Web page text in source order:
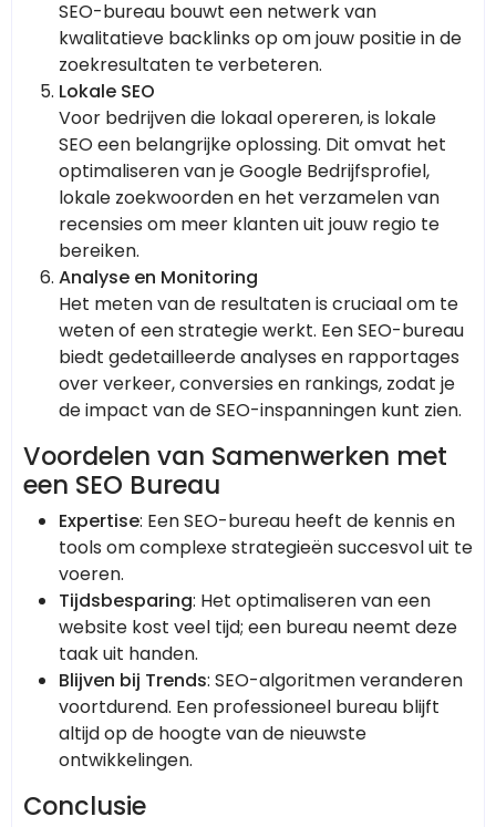
SEO-bureau bouwt een netwerk van
kwalitatieve backlinks op om jouw positie in de
zoekresultaten te verbeteren.
Lokale SEO
Voor bedrijven die lokaal opereren, is lokale
SEO een belangrijke oplossing. Dit omvat het
optimaliseren van je Google Bedrijfsprofiel,
lokale zoekwoorden en het verzamelen van
recensies om meer klanten uit jouw regio te
bereiken.
Analyse en Monitoring
Het meten van de resultaten is cruciaal om te
weten of een strategie werkt. Een SEO-bureau
biedt gedetailleerde analyses en rapportages
over verkeer, conversies en rankings, zodat je
de impact van de SEO-inspanningen kunt zien.
Voordelen van Samenwerken met
een SEO Bureau
Expertise: Een SEO-bureau heeft de kennis en
tools om complexe strategieën succesvol uit te
voeren.
Tijdsbesparing: Het optimaliseren van een
website kost veel tijd; een bureau neemt deze
taak uit handen.
Blijven bij Trends: SEO-algoritmen veranderen
voortdurend. Een professioneel bureau blijft
altijd op de hoogte van de nieuwste
ontwikkelingen.
Conclusie